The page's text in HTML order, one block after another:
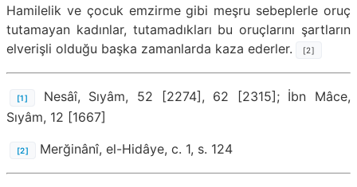
Hamilelik ve çocuk emzirme gibi meşru sebeplerle oruç
tutamayan kadınlar, tutamadıkları bu oruçlarını şartların
elverişli olduğu başka zamanlarda kaza ederler.
[2]
[1]
Nesâî, Sıyâm, 52 [2274], 62 [2315]; İbn Mâce,
Sıyâm, 12 [1667]
[2] Merğinânî, el-Hidâye, c. 1, s. 124